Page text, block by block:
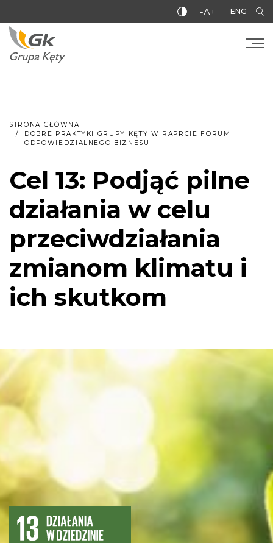
-A+ ENG
STRONA GŁÓWNA
DOBRE PRAKTYKI GRUPY KĘTY W RAPRCIE FORUM
ODPOWIEDZIALNEGO BIZNESU
Cel 13: Podjąć pilne
działania w celu
przeciwdziałania
zmianom klimatu i
ich skutkom